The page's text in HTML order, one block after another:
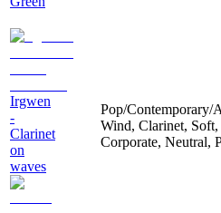
Irgwen
-
Clarinet
on
waves
Pop/Contemporary/
Wind, Clarinet, Soft,
Corporate, Neutral,